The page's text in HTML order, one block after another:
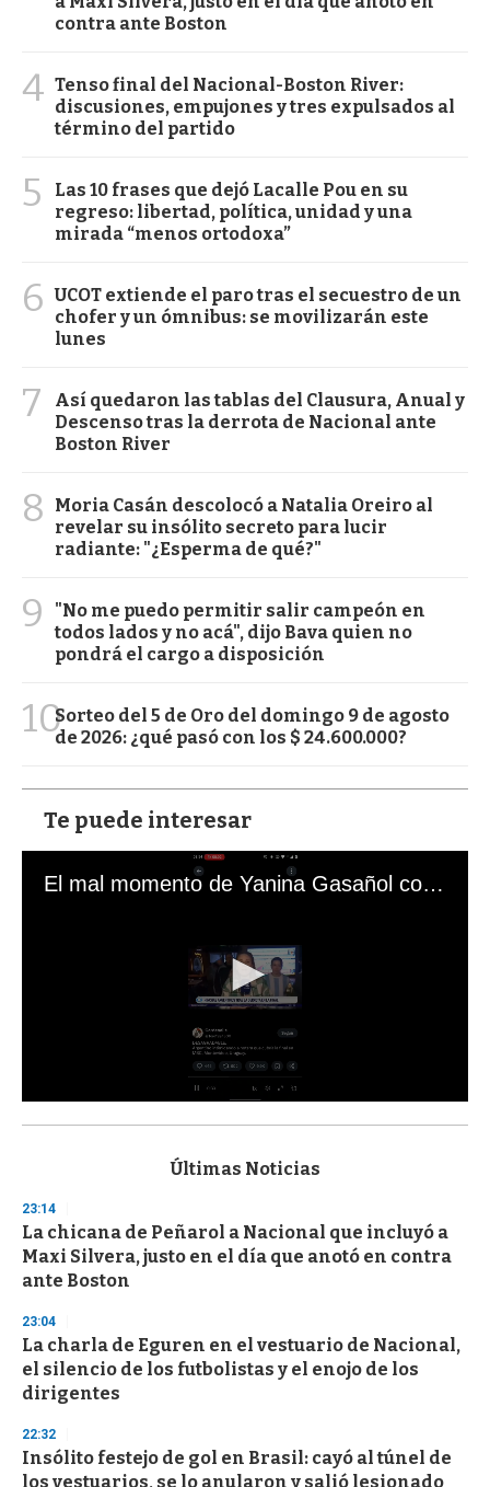
contra ante Boston
4 Tenso final del Nacional-Boston River:
discusiones, empujones y tres expulsados al
término del partido
5
Las 10 frases que dejó Lacalle Pou en su
regreso: libertad, política, unidad y una
mirada “menos ortodoxa”
6 UCOT extiende el paro tras el secuestro de un
chofer y un ómnibus: se movilizarán este
lunes
7
Así quedaron las tablas del Clausura, Anual y
Descenso tras la derrota de Nacional ante
Boston River
8
Moria Casán descolocó a Natalia Oreiro al
revelar su insólito secreto para lucir
radiante: "¿Esperma de qué?"
9
"No me puedo permitir salir campeón en
todos lados y no acá", dijo Bava quien no
pondrá el cargo a disposición
10Sorteo del 5 de Oro del domingo 9 de agosto
de 2026: ¿qué pasó con los $ 24.600.000?
Te puede interesar
El mal momento de Yanina Gasañol con un hincha argentino en "Subrayado"
s
d
s
o
f
3
s
e
c
o
n
s
Últimas Noticias
23:14
La chicana de Peñarol a Nacional que incluyó a
Maxi Silvera, justo en el día que anotó en contra
ante Boston
23:04
La charla de Eguren en el vestuario de Nacional,
el silencio de los futbolistas y el enojo de los
dirigentes
22:32
Insólito festejo de gol en Brasil: cayó al túnel de
los vestuarios, se lo anularon y salió lesionado